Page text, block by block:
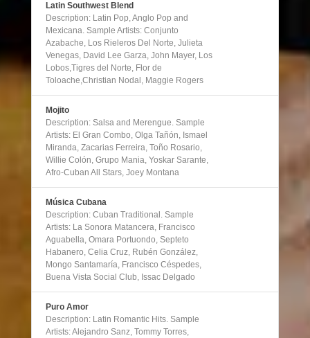
Latin Southwest Blend
Description: Latin Pop, Anglo Pop and
Mexicana. Sample Artists: Conjunto
Azabache, Los Rieleros Del Norte, Julieta
Venegas, David Lee Garza, John Mayer, Los
Lobos,Tigres del Norte, Flor de
Toloache,Christian Nodal, Maggie Rogers
Mojito
Description: Salsa and Merengue. Sample
Artists: El Gran Combo, Olga Tañón, Ismael
Miranda, Zacarias Ferreira, Toño Rosario,
Willie Colón, Grupo Mania, Yoskar Sarante,
Afro-Cuban All Stars, Joey Montana
Música Cubana
Description: Cuban Traditional. Sample
Artists: La Sonora Matancera, Francisco
Aguabella, Omara Portuondo, Septeto
Habanero, Celia Cruz, Rubén González,
Mongo Santamaría, Francisco Céspedes,
Buena Vista Social Club, Issac Delgado
Puro Amor
Description: Latin Romantic Hits. Sample
Artists: Alejandro Sanz, Tommy Torres,